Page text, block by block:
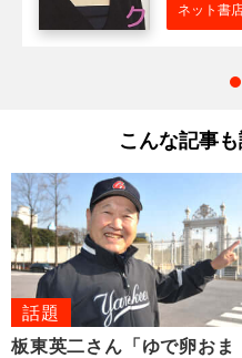
ネット書
こんな記事
話題
板東英二さん「ゆで卵おま